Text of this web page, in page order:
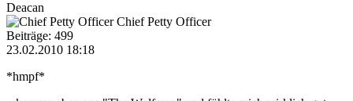
Deacan
Chief Petty Officer
Beiträge: 499
23.02.2010 18:18
*hmpf*